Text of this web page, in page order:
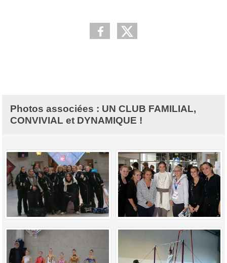
Photos associées : UN CLUB FAMILIAL,
CONVIVIAL et DYNAMIQUE !